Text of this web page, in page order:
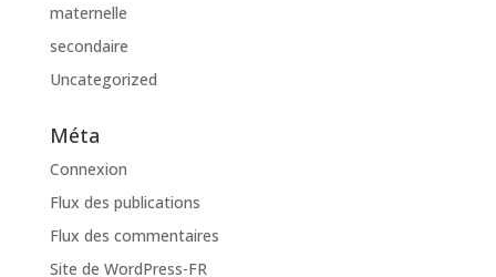
maternelle
secondaire
Uncategorized
Méta
Connexion
Flux des publications
Flux des commentaires
Site de WordPress-FR